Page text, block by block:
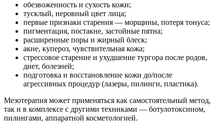
обезвоженность и сухость кожи;
тусклый, неровный цвет лица;
первые признаки старения — морщины, потеря тонуса;
пигментация, постакне, застойные пятна;
расширенные поры и жирный блеск;
акне, купероз, чувствительная кожа;
стрессовое старение и ухудшение тургора после родов,
диет, болезней;
подготовка и восстановление кожи до/после
агрессивных процедур (лазеры, пилинги, пластика).
Мезотерапия может применяться как самостоятельный метод,
так и в комплексе с другими техниками — ботулотоксином,
пилингами, аппаратной косметологией.